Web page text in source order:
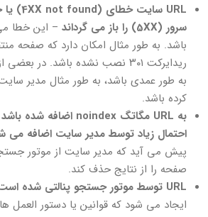
URL سایت خطای (4XX not found)
سرور (5XX) را باز می گرداند – این خطا می
باشد. به طور مثال امکان دارد که صفحه
ریدایرکت ۳۰۱ نصب نشده باشد. در
به طور عمدی باشد، به طور مثال مدیر
کرده باشد.
به URL مگاتگ noindex اضافه شده باشد
احتمال زیاد توسط مدیر سایت اضافه می
پیش می آید که مدیر سایت از موتور
صفحه را از نتایج حذف کند.
URL توسط موتور جستجو پنالتی شده
ایجاد می شود که قوانین یا دستور العمل